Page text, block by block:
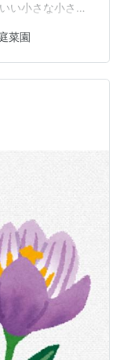
い小さな小さな
蒔いた後に見つ
ね。 この種は
ました。 一緒に
れも古い種） 大
の最終日に芽が
菜園